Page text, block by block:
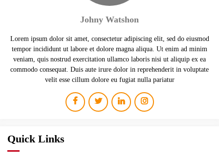
Johny Watshon
Lorem ipsum dolor sit amet, consectetur adipiscing elit, sed do eiusmod
tempor incididunt ut labore et dolore magna aliqua. Ut enim ad minim
veniam, quis nostrud exercitation ullamco laboris nisi ut aliquip ex ea
commodo consequat. Duis aute irure dolor in reprehenderit in voluptate
velit esse cillum dolore eu fugiat nulla pariatur
Quick Links